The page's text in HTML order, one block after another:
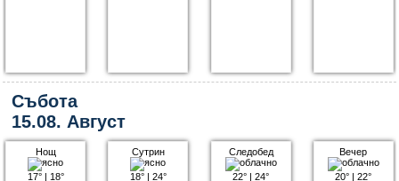
Събота
15.08. Август
Нощ
17°| 18°
Сутрин
18°| 24°
Следобед
22° |24°
Вечер
20° |22°